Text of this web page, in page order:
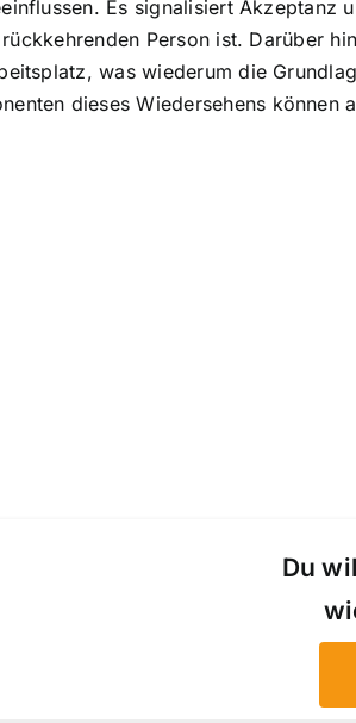
Es signalisiert Akzeptanz
Person ist. Darüber
was wiederum die
dieses Wiedersehens
Du